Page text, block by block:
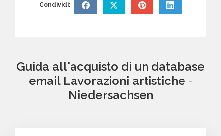
Condividi:
Guida all'acquisto di un database
email Lavorazioni artistiche -
Niedersachsen